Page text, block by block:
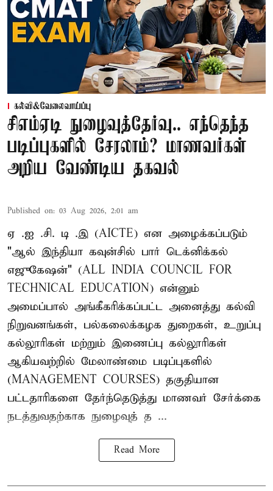
கல்வி&வேலைவாய்ப்பு
சிஎம்ஏடி நுழைவுத்தேர்வு.. எந்தெந்த
படிப்புகளில் சேரலாம்? மாணவர்கள்
அறிய வேண்டிய தகவல்
Published on: 03 Aug 2026, 2:01 am
ஏ .ஐ .சி. டி .இ (AICTE) என அழைக்கப்படும்
"ஆல் இந்தியா கவுன்சில் பார் டெக்னிக்கல்
எஜுகேஷன்" (ALL INDIA COUNCIL FOR
TECHNICAL EDUCATION) என்னும்
அமைப்பால் அங்கீகரிக்கப்பட்ட அனைத்து கல்வி
நிறுவனங்கள், பல்கலைக்கழக துறைகள், உறுப்பு
கல்லூரிகள் மற்றும் இணைப்பு கல்லூரிகள்
ஆகியவற்றில் மேலாண்மை படிப்புகளில்
(MANAGEMENT COURSES) தகுதியான
பட்டதாரிகளை தேர்ந்தெடுத்து மாணவர் சேர்க்கை
நடத்துவதற்காக நுழைவுத் த ...
Read More